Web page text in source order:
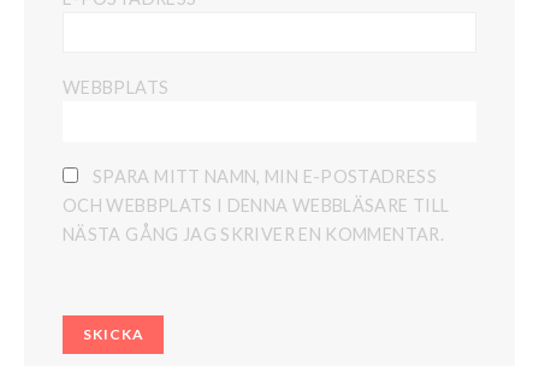
WEBBPLATS
SPARA MITT NAMN, MIN E-POSTADRESS
OCH WEBBPLATS I DENNA WEBBLÄSARE TILL
NÄSTA GÅNG JAG SKRIVER EN KOMMENTAR.